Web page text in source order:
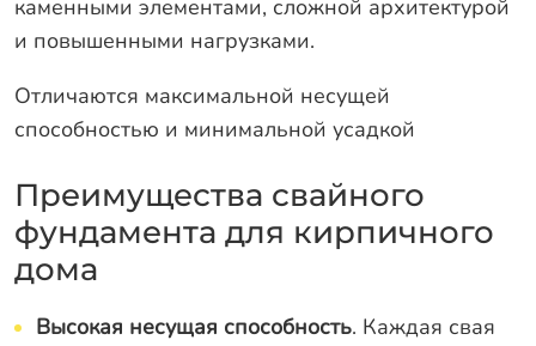
каменными элементами, сложной архитектурой
и повышенными нагрузками.
Отличаются максимальной несущей
способностью и минимальной усадкой
Преимущества свайного
фундамента для кирпичного
дома
Высокая несущая способность. Каждая свая